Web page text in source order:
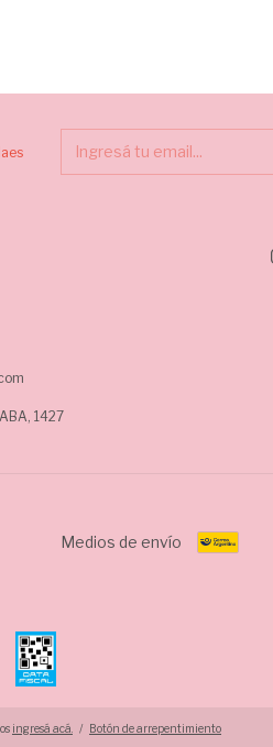
1427
Medios de envío
ingresá acá. / Botón de arrepentimiento